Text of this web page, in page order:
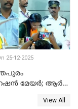
25-12-2025
മേയർ; ആര്‍
View All